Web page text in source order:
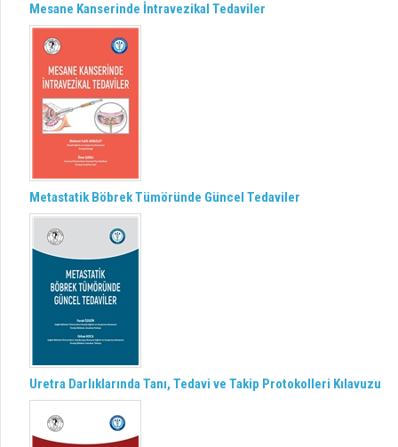
Mesane Kanserinde İntravezikal Tedaviler
Metastatik Böbrek Tümöründe Güncel Tedaviler
Uretra Darlıklarında Tanı, Tedavi ve Takip Protokolleri Kılavuzu